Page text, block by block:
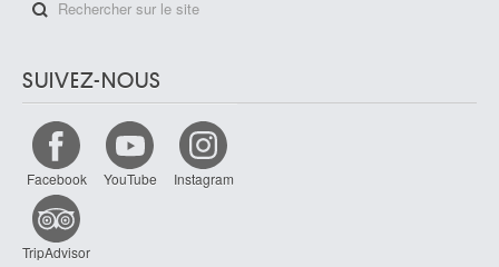
SUIVEZ-NOUS
Facebook YouTube Instagram
TripAdvisor